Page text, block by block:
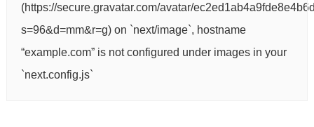
(https://secure.gravatar.com/avatar/
s=96&d=mm&r=g) on `next/image`, hostname
“example.com” is not configured under images in your
`next.config.js`